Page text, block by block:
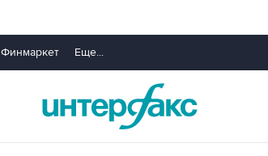
Финмаркет Еще...